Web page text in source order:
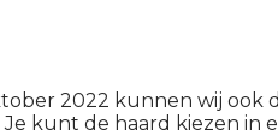
2022 kunnen wij ook
kunt de haard kiezen in